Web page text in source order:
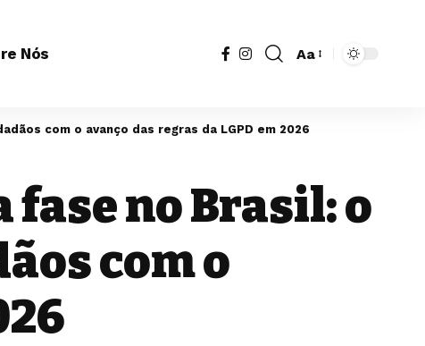
Nós
Redimensionador
Aa
com o avanço das regras da LGPD em 2026
fase no Brasil: o
com o